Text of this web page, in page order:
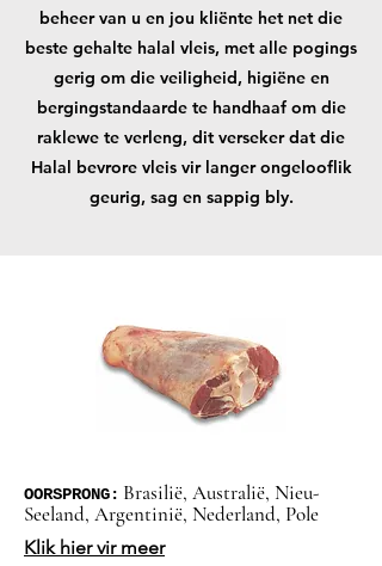
beheer van u en jou kliënte het net die
beste gehalte halal vleis, met alle pogings
gerig om die veiligheid, higiëne en
bergingstandaarde te handhaaf om die
raklewe te verleng, dit verseker dat die
Halal bevrore vleis vir langer ongelooflik
geurig, sag en sappig bly.
OORSPRONG: Brasilië, Australië, Nieu-
Seeland, Argentinië, Nederland, Pole
Klik hier vir meer